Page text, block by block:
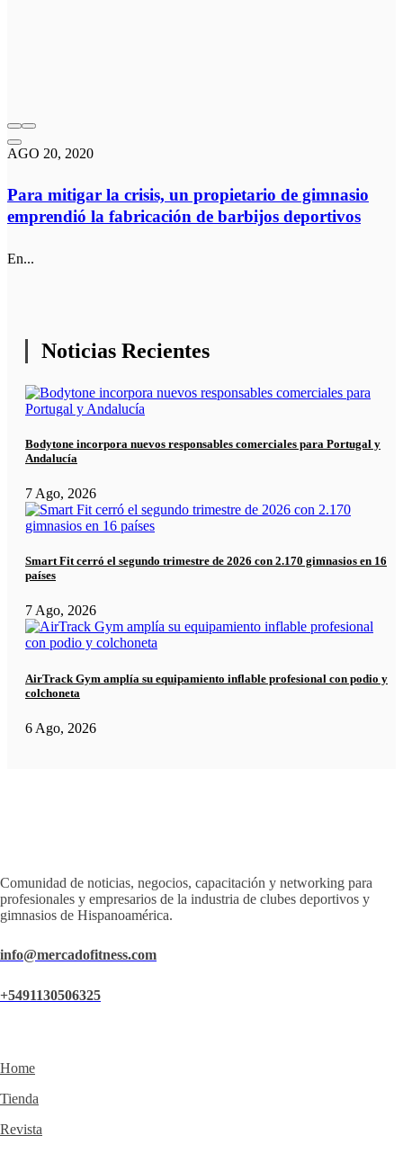
AGO 20, 2020
Para mitigar la crisis, un propietario de gimnasio
emprendió la fabricación de barbijos deportivos
En...
Noticias Recientes
Bodytone incorpora nuevos responsables comerciales para Portugal y
Andalucía
7 Ago, 2026
Smart Fit cerró el segundo trimestre de 2026 con 2.170 gimnasios en 16
países
7 Ago, 2026
AirTrack Gym amplía su equipamiento inflable profesional con podio y
colchoneta
6 Ago, 2026
Comunidad de noticias, negocios, capacitación y networking para
profesionales y empresarios de la industria de clubes deportivos y
gimnasios de Hispanoamérica.
info@mercadofitness.com
+5491130506325
Home
Tienda
Revista